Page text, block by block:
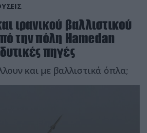
ιρανικού βαλλιστικού
την πόλη Hamedan
πηγές
και με βαλλιστικά όπλα;